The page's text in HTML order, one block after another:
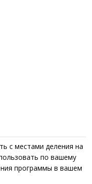
с местами деления на
по вашему
программы в вашем